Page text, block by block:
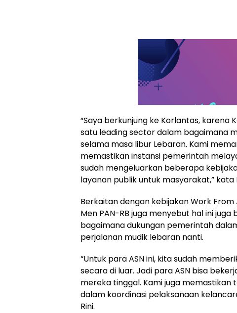
“Saya berkunjung ke Korlantas, karena
satu leading sector dalam bagaimana
selama masa libur Lebaran. Kami
memastikan instansi pemerintah
sudah mengeluarkan beberapa
layanan publik untuk masyarakat,” kata
Berkaitan dengan kebijakan Work From
Men PAN-RB juga menyebut hal ini
bagaimana dukungan pemerintah
perjalanan mudik lebaran nanti.
“Untuk para ASN ini, kita sudah
secara di luar. Jadi para ASN bisa
mereka tinggal. Kami juga memastikan
dalam koordinasi pelaksanaan
Rini.